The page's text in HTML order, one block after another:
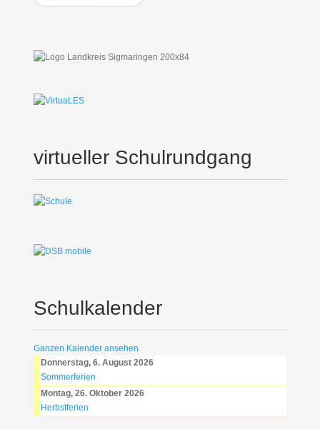
...
virtueller Schulrundgang
Schulkalender
Ganzen Kalender ansehen
Donnerstag, 6. August 2026
Sommerferien
Montag, 26. Oktober 2026
Herbstferien